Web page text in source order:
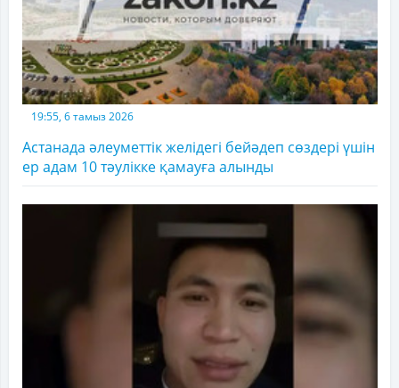
19:55, 6 тамыз 2026
Астанада әлеуметтік желідегі бейәдеп сөздері үшін
ер адам 10 тәулікке қамауға алынды